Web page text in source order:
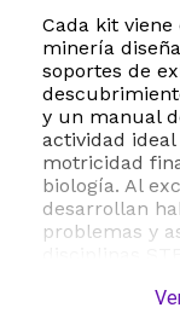
Cada kit
minería
soportes de
y un manual
actividad
motricidad
biología. Al
desarrollan
problemas y
Este juguete